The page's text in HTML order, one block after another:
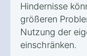
Hindernisse
größeren
Nutzung der
einschränken.